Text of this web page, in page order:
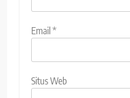
Email*
Situs Web